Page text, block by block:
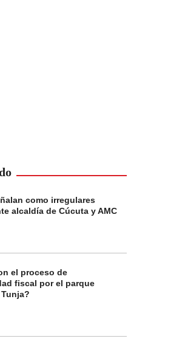
como irregulares
alcaldía de Cúcuta y AMC
el proceso de
fiscal por el parque